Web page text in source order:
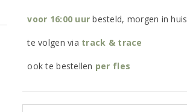
voor 16:00 uur besteld, morgen in huis
te volgen via track & trace
ook te bestellen per fles